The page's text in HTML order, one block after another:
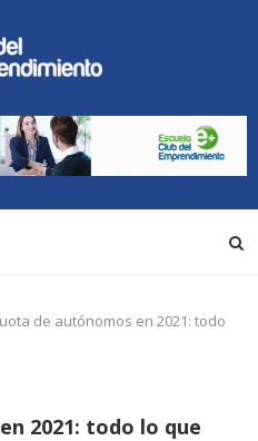
de autónomos en 2021: todo
2021: todo lo que